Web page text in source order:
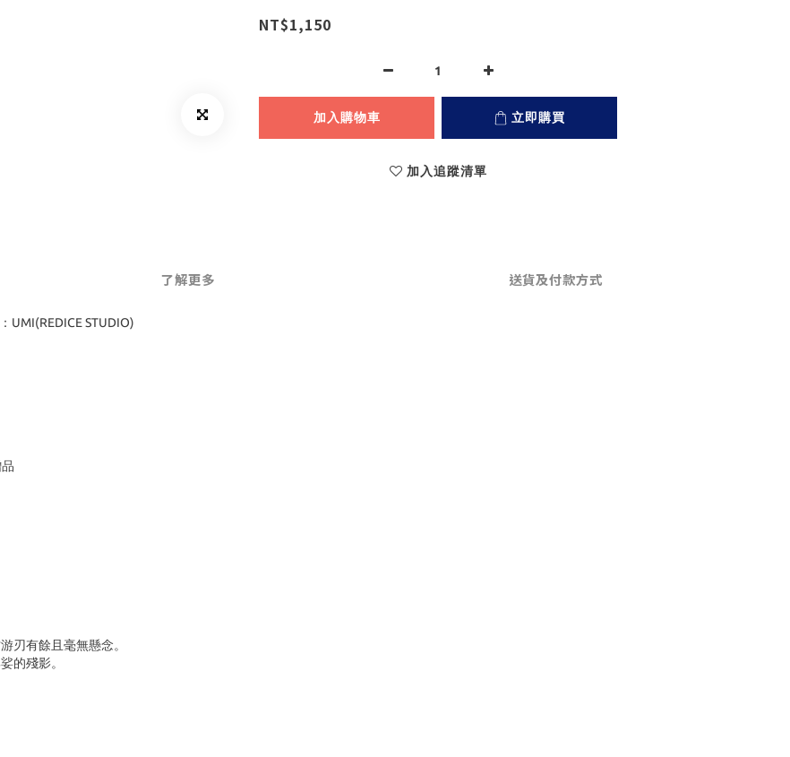
NT$1,150
加入購物車 立即購買
加入追蹤清單
了解更多 送貨及付款方式
UMI(REDICE STUDIO)
刃有餘且毫無懸念。
的殘影。